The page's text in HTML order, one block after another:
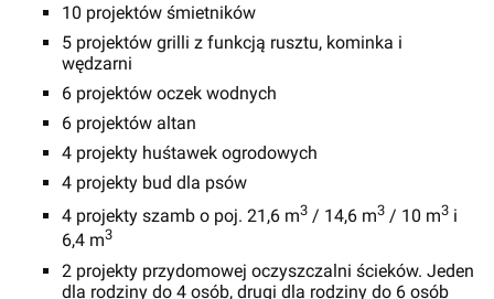
10 projektów śmietników
5 projektów grilli z funkcją rusztu, kominka i
wędzarni
6 projektów oczek wodnych
6 projektów altan
4 projekty huśtawek ogrodowych
4 projekty bud dla psów
4 projekty szamb o poj. 21,6 m3 / 14,6 m3 / 10 m3 i
6,4 m3
2 projekty przydomowej oczyszczalni ścieków. Jeden
dla rodziny do 4 osób, drugi dla rodziny do 6 osób